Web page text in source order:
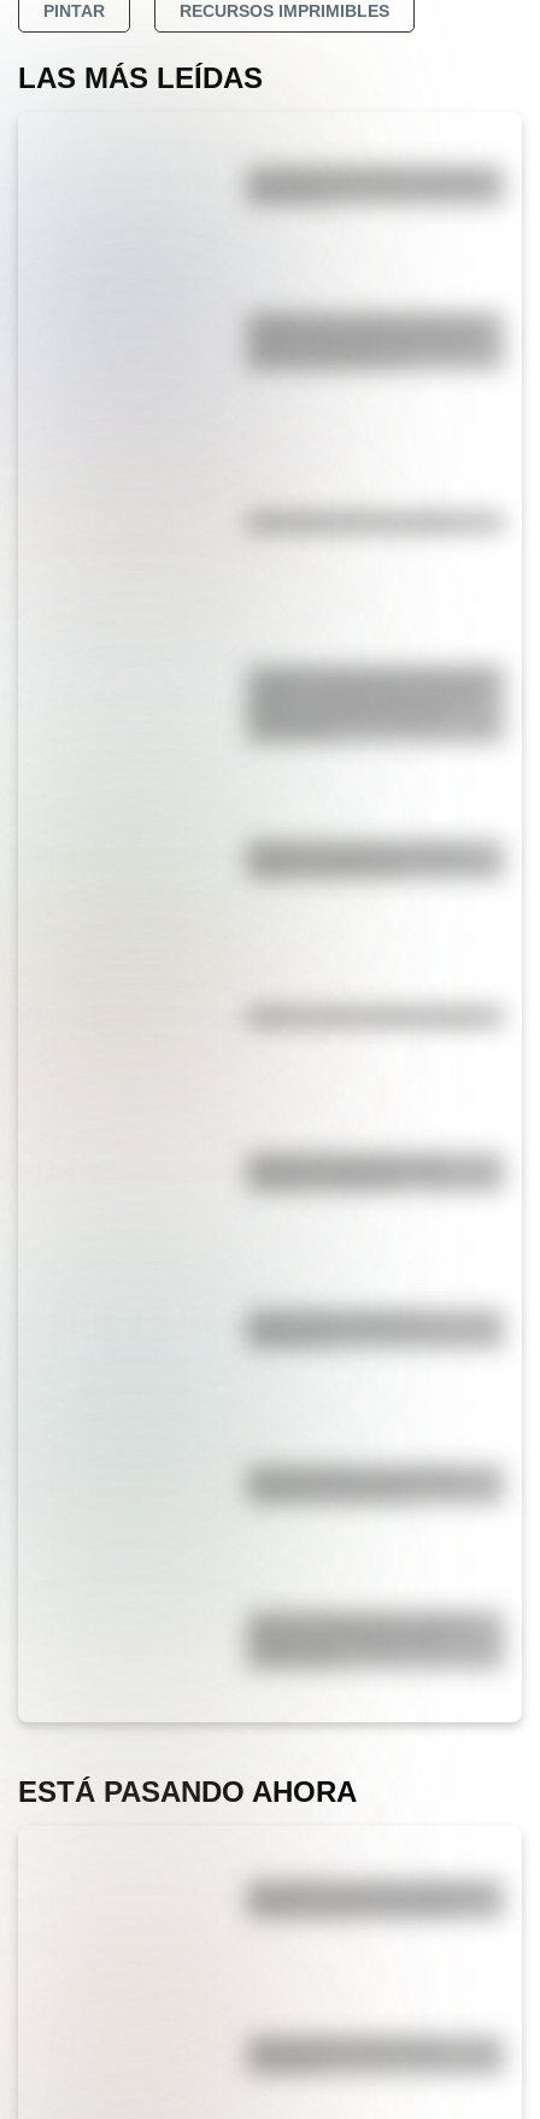
PINTAR RECURSOS IMPRIMIBLES
LAS MÁS LEÍDAS
La vida de San Martín contada
¿Sabías que Argentina tuvo la
alta de Sudamérica?
La gran hazaña del Cruce de los
Bandera de Bolivia: historia,
origen y significado
Bandera de Ecuador para
¿Es el Truco realmente
Duda resuelta: ¿es el Truco
José de San Martín: conocé
ESTÁ PASANDO AHORA
¿Es cierto que el chocolate es
¿Por qué el jabón forma